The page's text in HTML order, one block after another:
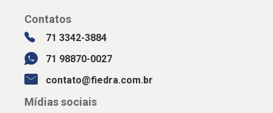
Contatos
71 3342-3884
71 98870-0027
contato@fiedra.com.br
Mídias sociais